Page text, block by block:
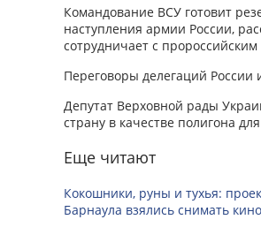
Командование ВСУ готовит
наступления армии России,
сотрудничает с
Переговоры делегаций России
Депутат Верховной рады
страну в качестве полигона
Еще читают
Кокошники, руны и тухья:
Барнаула взялись снимать